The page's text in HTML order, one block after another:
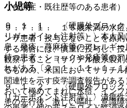
小児等
９．７．１． １５歳未満の水痘
ンザ患者：投与しないことを原
する場合には、慎重に投与し、
観察すること（サリチル酸系製
るものの、米国においてサリチ
関連性を示す疫学調査報告があ
おいて極めてまれに水痘、イン
患の先行後、激しい嘔吐、意識
（合併症・既往歴等のある患者）
９．１．１． 〈硬膜外ブロック
リガーポイント注射等）〉本人
息、発疹、蕁麻疹等のアレルギ
持つ患者：ショックや発疹等の
れがある〔２．１、１１．１．１
９．１．２． 〈硬膜外ブロック
リガーポイント注射等）〉潰瘍